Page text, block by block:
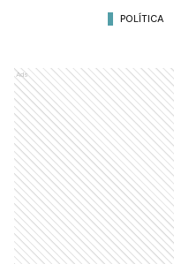
POLÍTICA
Ads